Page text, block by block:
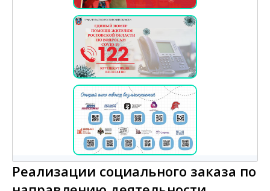
Реализации социального заказа по